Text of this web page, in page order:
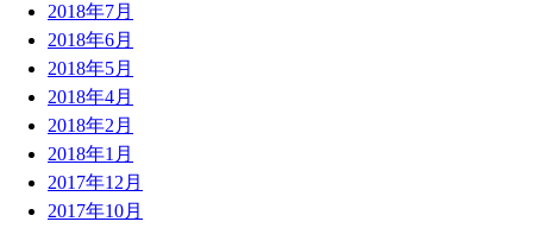
2018年7月
2018年6月
2018年5月
2018年4月
2018年2月
2018年1月
2017年12月
2017年10月